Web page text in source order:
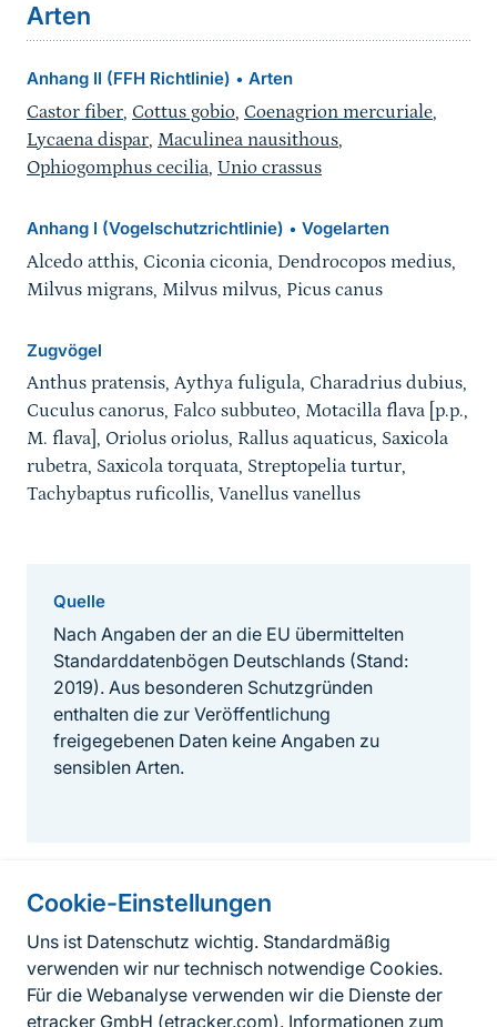
Cookie-Einstellungen
Uns ist Datenschutz wichtig. Standardmäßig
verwenden wir nur technisch notwendige Cookies.
Für die Webanalyse verwenden wir die Dienste der
etracker GmbH (etracker.com). Informationen zum
Arten
Anhang II (FFH Richtlinie) • Arten
Castor fiber, Cottus gobio, Coenagrion mercuriale,
Lycaena dispar, Maculinea nausithous,
Ophiogomphus cecilia, Unio crassus
Anhang I (Vogelschutzrichtlinie) • Vogelarten
Alcedo atthis, Ciconia ciconia, Dendrocopos medius,
Milvus migrans, Milvus milvus, Picus canus
Zugvögel
Anthus pratensis, Aythya fuligula, Charadrius dubius,
Cuculus canorus, Falco subbuteo, Motacilla flava [p.p.,
M. flava], Oriolus oriolus, Rallus aquaticus, Saxicola
rubetra, Saxicola torquata, Streptopelia turtur,
Tachybaptus ruficollis, Vanellus vanellus
Quelle
Nach Angaben der an die EU übermittelten
Standarddatenbögen Deutschlands (Stand:
2019). Aus besonderen Schutzgründen
enthalten die zur Veröffentlichung
freigegebenen Daten keine Angaben zu
sensiblen Arten.
Informationen zur Seite
FußzeileKontakt zum BfN
Kontaktformular